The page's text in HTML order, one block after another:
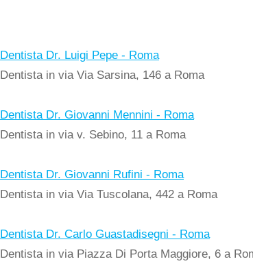
Dentista Dr. Luigi Pepe - Roma
Dentista in via Via Sarsina, 146 a Roma
Dentista Dr. Giovanni Mennini - Roma
Dentista in via v. Sebino, 11 a Roma
Dentista Dr. Giovanni Rufini - Roma
Dentista in via Via Tuscolana, 442 a Roma
Dentista Dr. Carlo Guastadisegni - Roma
Dentista in via Piazza Di Porta Maggiore, 6 a